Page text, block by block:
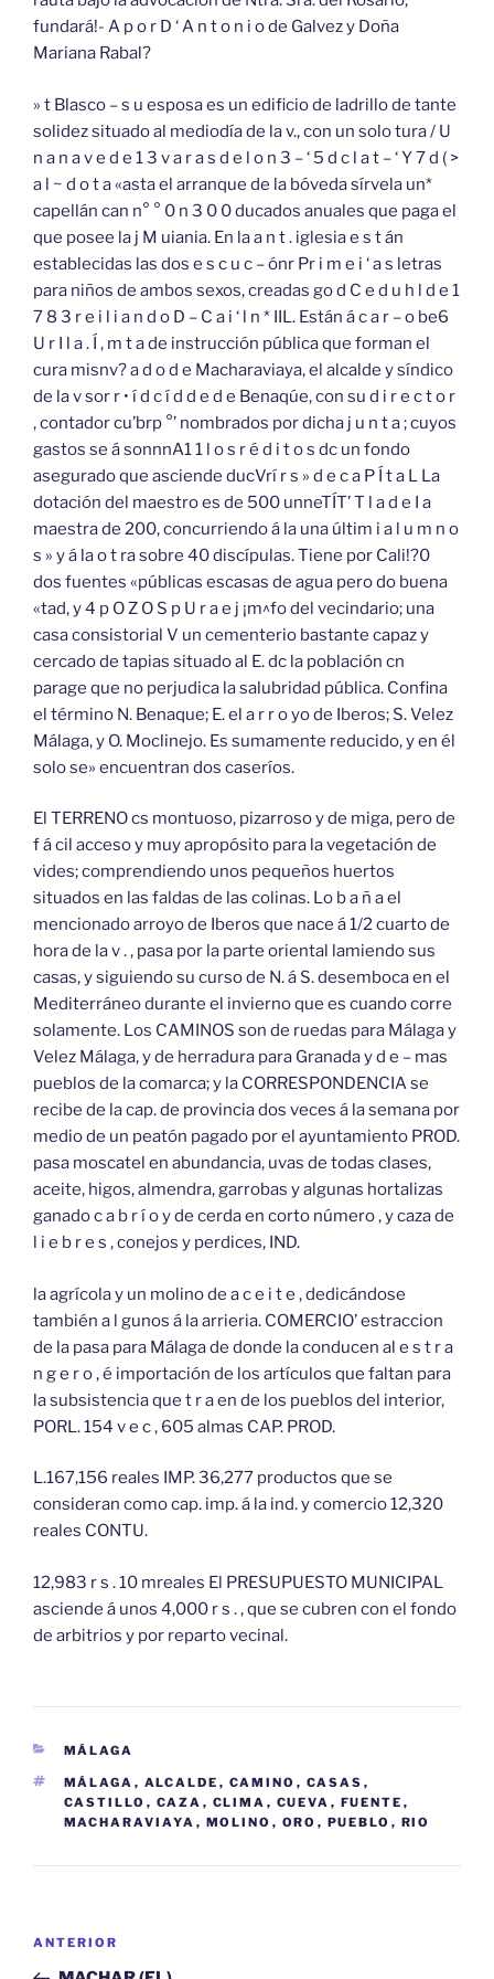
fundará!- A p o r D ‘ A n t o n i o de Galvez y Doña
Mariana Rabal?
» t Blasco – s u esposa es un edificio de ladrillo de tante
solidez situado al mediodía de la v., con un solo tura / U
n a n a v e d e 1 3 v a r a s d e l o n 3 – ‘ 5 d c l a t – ‘ Y 7 d ( >
a l ~ d o t a «asta el arranque de la bóveda sírvela un*
capellán can n° ° 0 n 3 0 0 ducados anuales que paga el
que posee la j M uiania. En la a n t . iglesia e s t án
establecidas las dos e s c u c – ónr Pr i m e i ‘ a s letras
para niños de ambos sexos, creadas go d C e d u h l d e 1
7 8 3 r e i l i a n d o D – C a i ‘ l n * IIL. Están á c a r – o be6
U r I l a . Í , m t a de instrucción pública que forman el
cura misnv? a d o d e Macharaviaya, el alcalde y síndico
de la v sor r • í d c í d d e d e Benaqúe, con su d i r e c t o r
, contador cu’brp °’ nombrados por dicha j u n t a ; cuyos
gastos se á sonnnA1 1 l o s r é d i t o s dc un fondo
asegurado que asciende ducVrí r s » d e c a P Í t a L La
dotación del maestro es de 500 unneTÍT’ T l a d e I a
maestra de 200, concurriendo á la una últim i a l u m n o
s » y á la o t ra sobre 40 discípulas. Tiene por Cali!?0
dos fuentes «públicas escasas de agua pero do buena
«tad, y 4 p O Z O S p U r a e j ¡m^fo del vecindario; una
casa consistorial V un cementerio bastante capaz y
cercado de tapias situado al E. dc la población cn
parage que no perjudica la salubridad pública. Confina
el término N. Benaque; E. el a r r o yo de Iberos; S. Velez
Málaga, y O. Moclinejo. Es sumamente reducido, y en él
solo se» encuentran dos caseríos.
El TERRENO cs montuoso, pizarroso y de miga, pero de
f á cil acceso y muy apropósito para la vegetación de
vides; comprendiendo unos pequeños huertos
situados en las faldas de las colinas. Lo b a ñ a el
mencionado arroyo de Iberos que nace á 1/2 cuarto de
hora de la v . , pasa por la parte oriental lamiendo sus
casas, y siguiendo su curso de N. á S. desemboca en el
Mediterráneo durante el invierno que es cuando corre
solamente. Los CAMINOS son de ruedas para Málaga y
Velez Málaga, y de herradura para Granada y d e – mas
pueblos de la comarca; y la CORRESPONDENCIA se
recibe de la cap. de provincia dos veces á la semana por
medio de un peatón pagado por el ayuntamiento PROD.
pasa moscatel en abundancia, uvas de todas clases,
aceite, higos, almendra, garrobas y algunas hortalizas
ganado c a b r í o y de cerda en corto número , y caza de
l i e b r e s , conejos y perdices, IND.
la agrícola y un molino de a c e i t e , dedicándose
también a l gunos á la arrieria. COMERCIO’ estraccion
de la pasa para Málaga de donde la conducen al e s t r a
n g e r o , é importación de los artículos que faltan para
la subsistencia que t r a en de los pueblos del interior,
PORL. 154 v e c , 605 almas CAP. PROD.
L.167,156 reales IMP. 36,277 productos que se
consideran como cap. imp. á la ind. y comercio 12,320
reales CONTU.
12,983 r s . 10 mreales El PRESUPUESTO MUNICIPAL
asciende á unos 4,000 r s . , que se cubren con el fondo
de arbitrios y por reparto vecinal.
CATEGORÍAS
MÁLAGA
ETIQUETAS
MÁLAGA , ALCALDE , CAMINO , CASAS ,
CASTILLO , CAZA , CLIMA , CUEVA , FUENTE ,
MACHARAVIAYA , MOLINO , ORO , PUEBLO , RIO
Navegación
Entrada
anterior:
ANTERIOR